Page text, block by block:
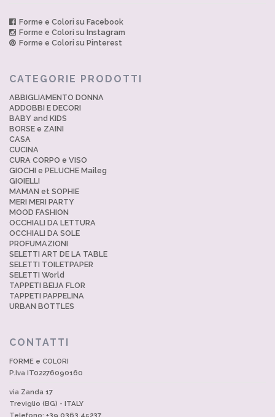
Forme e Colori su Facebook
Forme e Colori su Instagram
Forme e Colori su Pinterest
CATEGORIE PRODOTTI
ABBIGLIAMENTO DONNA
ADDOBBI E DECORI
BABY and KIDS
BORSE e ZAINI
CASA
CUCINA
CURA CORPO e VISO
GIOCHI e PELUCHE Maileg
GIOIELLI
MAMAN et SOPHIE
MERI MERI PARTY
MOOD FASHION
OCCHIALI DA LETTURA
OCCHIALI DA SOLE
PROFUMAZIONI
SELETTI ART DE LA TABLE
SELETTI TOILETPAPER
SELETTI World
TAPPETI BEIJA FLOR
TAPPETI PAPPELINA
URBAN BOTTLES
CONTATTI
FORME e COLORI
P.Iva IT02276090160
via Zanda 17
Treviglio (BG) - ITALY
Telefono: +39 0363.45237